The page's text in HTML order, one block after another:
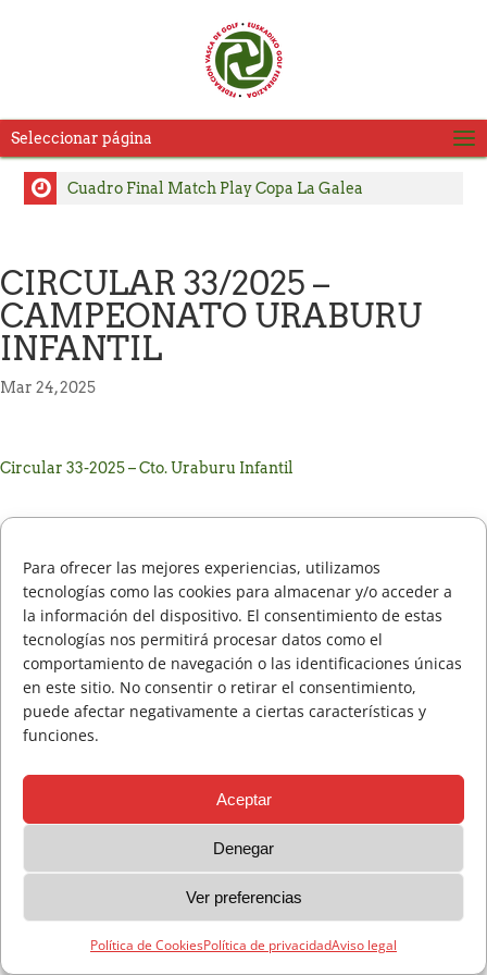
Para ofrecer las mejores experiencias, utilizamos
tecnologías como las cookies para almacenar y/o acceder a
la información del dispositivo. El consentimiento de estas
tecnologías nos permitirá procesar datos como el
comportamiento de navegación o las identificaciones únicas
en este sitio. No consentir o retirar el consentimiento,
puede afectar negativamente a ciertas características y
funciones.
Aceptar
Denegar
Ver preferencias
Política de CookiesPolítica de privacidadAviso legal
Seleccionar página
Cuadro Final Match Play Copa La Galea
Consulte Horarios de Salida Segunda Jornada LXVI
Copa La Galea
Pablo Pérez y Julia Salvadores, se adjudican el título
del Campeonato Absoluto de Zarauz
ACTUALIZACIÓN Horarios de Salida Copa La Galea
Incidencias técnicas en la App de la RFEG – Consulta
alternativa en el Área del Jugador en la web oficial.
Consulte horarios de salida Campeonato Senior de
Jaizkibel Memorial Carlos Hekneby
CIRCULAR 33/2025 –
CAMPEONATO URABURU
INFANTIL
Mar 24, 2025
Circular 33-2025 – Cto. Uraburu Infantil
Aviso legal Política de privacidad Política de Cookies